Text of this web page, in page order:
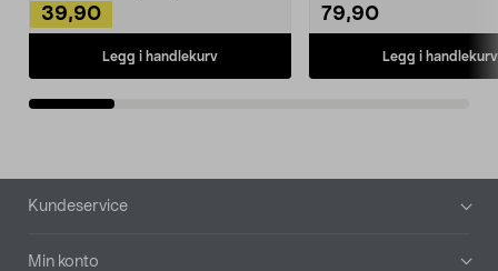
39,90
Legg i handlekurv
79,90
Legg i handlekurv
Bunntekst
Kundeservice
Min konto